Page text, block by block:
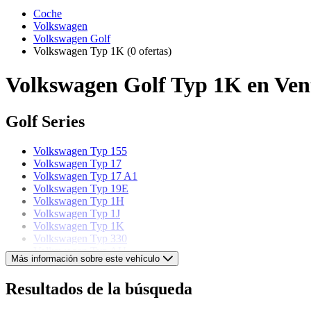
Coche
Volkswagen
Volkswagen Golf
Volkswagen Typ 1K (0 ofertas)
Volkswagen Golf Typ 1K en
Golf Series
Volkswagen Typ 155
Volkswagen Typ 17
Volkswagen Typ 17 A1
Volkswagen Typ 19E
Volkswagen Typ 1H
Volkswagen Typ 1J
Volkswagen Typ 1K
Volkswagen Typ 330
Volkswagen Typ AU
Volkswagen Typ CD
Volkswagen models
Más información sobre este vehículo
Resultados de la búsqueda